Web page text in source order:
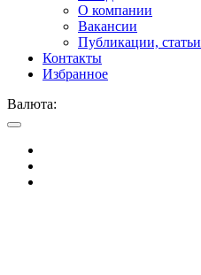
О компании
Вакансии
Публикации, статьи
Контакты
Избранное
Валюта: